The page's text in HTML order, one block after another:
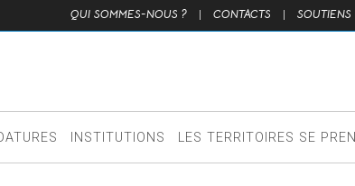
QUI SOMMES-NOUS ? | CONTACTS | SOUTIENS
INSTITUTIONS LES TERRITOIRES SE